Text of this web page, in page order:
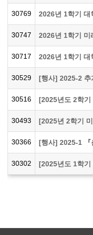
30769 2026년 1학기 대
30747 2026년 1학기 미
30717
30529 [행사] 2025-2 추
30516 [2025년도 2학기
30493 [2025년 2학기
30366 [행사] 2025-1 『
30302 [2025년도 1학기